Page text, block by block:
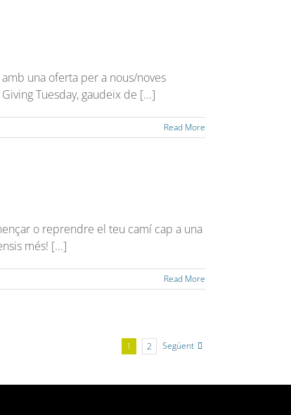
una oferta per a nous/noves
Tuesday, gaudeix de [...]
Read More
o reprendre el teu camí cap a una
més! [...]
Read More
1 2 Següent